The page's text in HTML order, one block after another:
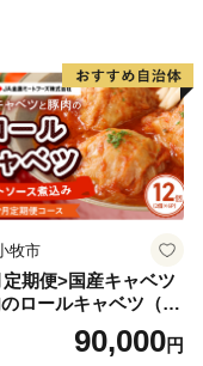
『備考欄』へご記
。
く期間▼
期間中も受付を行
ますが、若干前後
牧市
期便>国産キャベツ
ロールキャベツ（6P
90,000円